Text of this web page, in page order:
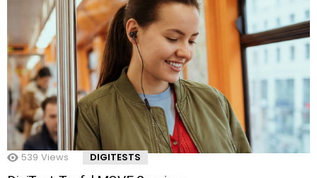
539 Views DIGITESTS